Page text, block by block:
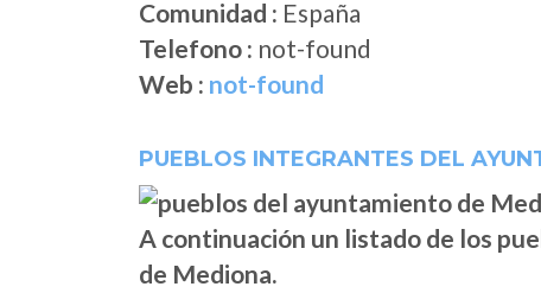
Comunidad : España
Telefono : not-found
Web : not-found
PUEBLOS INTEGRANTES DEL
A continuación un listado de los
de Mediona.